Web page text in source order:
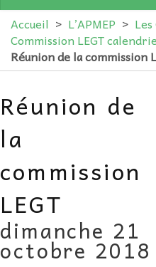
QUI SOMMES-NOUS ?
ADHÉRER
AU FIL DES MATHS
LIBRAIRIE
Accueil > L’APMEP >
Commission LEGT
Réunion de la commission
Réunion de
la
commission
LEGT
dimanche 21
octobre 2018